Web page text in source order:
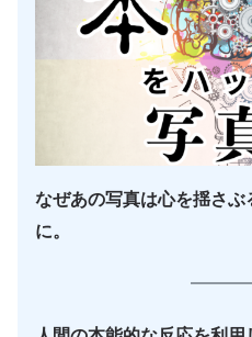
なぜあの写真は心を揺さぶ
に。